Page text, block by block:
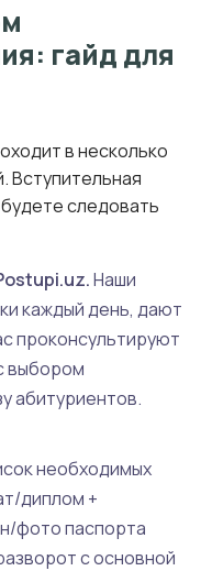
гайд для
в несколько
Вступительная
следовать
Наши
каждый день, дают
проконсультируют
выбором
абитуриентов.
необходимых
диплом +
фото паспорта
с основной